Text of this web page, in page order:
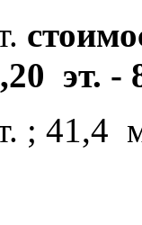
эт. -
; 41,4